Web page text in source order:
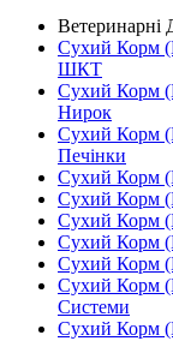
Ветеринарні
Сухий Корм
ШКТ
Сухий Корм
Нирок
Сухий Корм
Печінки
Сухий Корм
Сухий Корм
Сухий Корм
Сухий Корм
Сухий Корм
Сухий Корм
Системи
Сухий Корм